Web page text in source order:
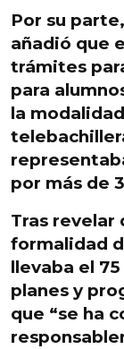
Por su
añadió que
trámites
para
la
por más de
Tras revelar
formalidad
llevaba el
planes y
que “se ha